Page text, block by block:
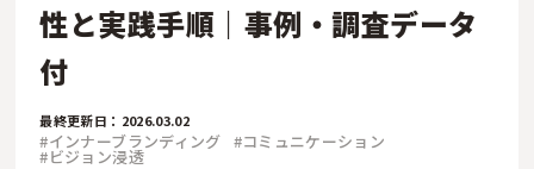
性と実践手順｜事例・調査データ
付
最終更新日：2026.03.02
#インナーブランディング #コミュニケーション
#ビジョン浸透